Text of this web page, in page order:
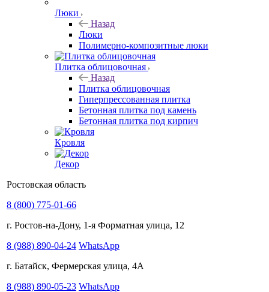
Люки
Назад
Люки
Полимерно-композитные люки
Плитка облицовочная
Назад
Плитка облицовочная
Гиперпрессованная плитка
Бетонная плитка под камень
Бетонная плитка под кирпич
Кровля
Декор
Ростовская область
8 (800) 775-01-66
г. Ростов-на-Дону, 1-я Форматная улица, 12
8 (988) 890-04-24 WhatsApp
г. Батайск, Фермерская улица, 4А
8 (988) 890-05-23 WhatsApp